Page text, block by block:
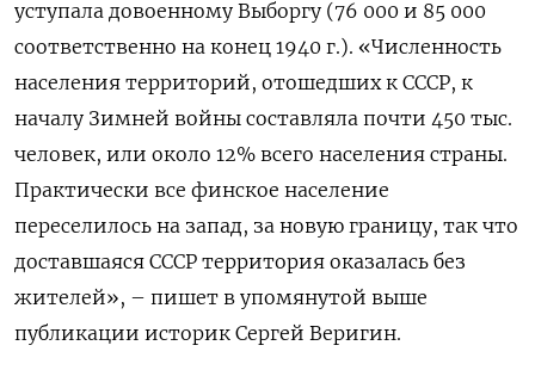
уступала довоенному Выборгу (76 000 и 85 000
соответственно на конец 1940 г.). «Численность
населения территорий, отошедших к СССР, к
началу Зимней войны составляла почти 450 тыс.
человек, или около 12% всего населения страны.
Практически все финское население
переселилось на запад, за новую границу, так что
доставшаяся СССР территория оказалась без
жителей», – пишет в упомянутой выше
публикации историк Сергей Веригин.